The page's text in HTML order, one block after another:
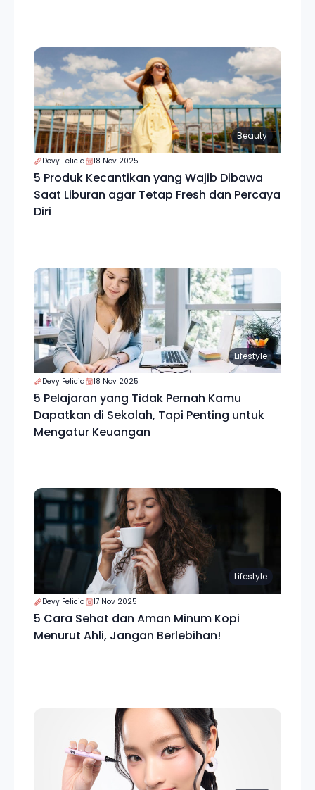
Beauty
Devy Felicia 18 Nov 2025
5 Produk Kecantikan yang Wajib Dibawa
Saat Liburan agar Tetap Fresh dan Percaya
Diri
Lifestyle
Devy Felicia 18 Nov 2025
5 Pelajaran yang Tidak Pernah Kamu
Dapatkan di Sekolah, Tapi Penting untuk
Mengatur Keuangan
Lifestyle
Devy Felicia 17 Nov 2025
5 Cara Sehat dan Aman Minum Kopi
Menurut Ahli, Jangan Berlebihan!